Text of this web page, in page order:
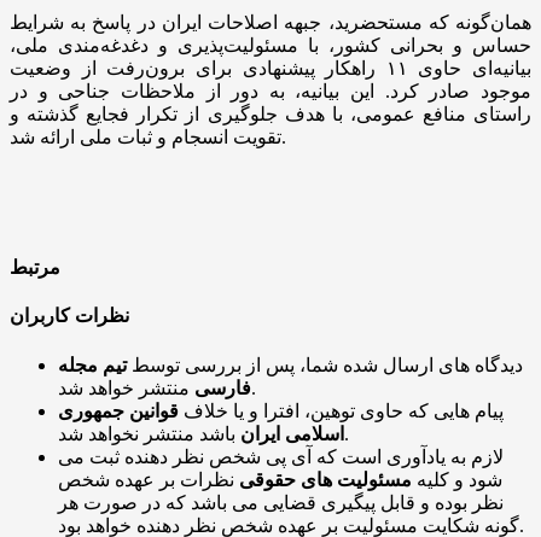
همان‌گونه که مستحضرید، جبهه اصلاحات ایران در پاسخ به شرایط
حساس و بحرانی کشور، با مسئولیت‌پذیری و دغدغه‌مندی ملی،
بیانیه‌ای حاوی ۱۱ راهکار پیشنهادی برای برون‌رفت از وضعیت
موجود صادر کرد. این بیانیه، به دور از ملاحظات جناحی و در
راستای منافع عمومی، با هدف جلوگیری از تکرار فجایع گذشته و
تقویت انسجام و ثبات ملی ارائه شد.
مرتبط
نظرات کاربران
دیدگاه های ارسال شده شما، پس از بررسی توسطتیم مجله
فارسیمنتشر خواهد شد.
پیام هایی که حاوی توهین، افترا و یا خلاف قوانین جمهوری
اسلامی ایران باشد منتشر نخواهد شد.
لازم به یادآوری است که آی پی شخص نظر دهنده ثبت می
شود و کلیه مسئولیت های حقوقی نظرات بر عهده شخص
نظر بوده و قابل پیگیری قضایی می باشد که در صورت هر
گونه شکایت مسئولیت بر عهده شخص نظر دهنده خواهد بود.